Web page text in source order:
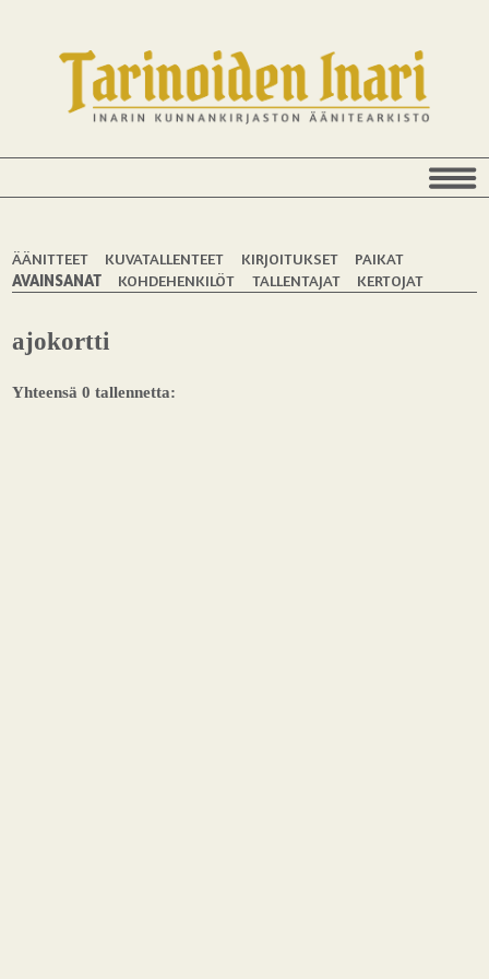
ÄÄNITTEET KUVATALLENTEET KIRJOITUKSET
PAIKAT
AVAINSANAT
KOHDEHENKILÖT TALLENTAJAT KERTOJAT
ajokortti
Yhteensä 0 tallennetta: